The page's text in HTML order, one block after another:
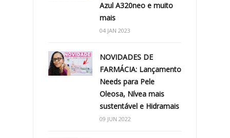
Azul A320neo e muito
mais
04 JAN 2023
NOVIDADES DE
FARMÁCIA: Lançamento
Needs para Pele
Oleosa, Nívea mais
sustentável e Hidramais
09 JUN 2022